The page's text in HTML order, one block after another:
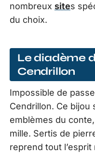
nombreux sites
du choix.
Le diadème
Cendrillon
Impossible de
Cendrillon. Ce bijou
emblèmes du
mille. Sertis de
reprend tout